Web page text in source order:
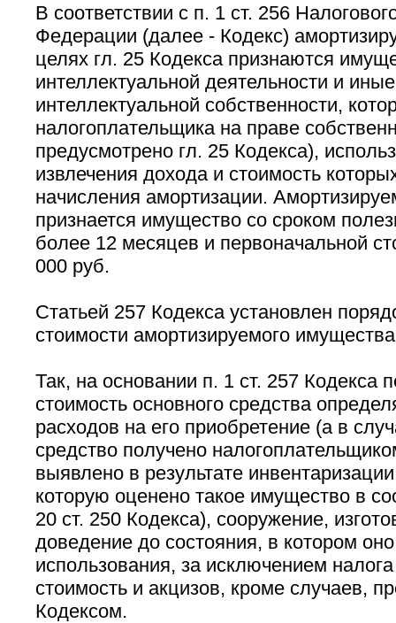
В соответствии с п. 1 ст. 256
Федерации (далее - Кодекс)
целях гл. 25 Кодекса признаются
интеллектуальной деятельности и
интеллектуальной собственности,
налогоплательщика на праве
предусмотрено гл. 25 Кодекса),
извлечения дохода и стоимость
начисления амортизации.
признается имущество со сроком
более 12 месяцев и первоначальной
000 руб.
Статьей 257 Кодекса установлен
стоимости амортизируемого
Так, на основании п. 1 ст. 257 Кодекса
стоимость основного средства
расходов на его приобретение (а в
средство получено
выявлено в результате
которую оценено такое имущество в
20 ст. 250 Кодекса), сооружение,
доведение до состояния, в котором
использования, за исключением
стоимость и акцизов, кроме случаев,
Кодексом.